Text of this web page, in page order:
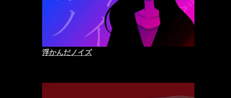
浮かんだノイズ